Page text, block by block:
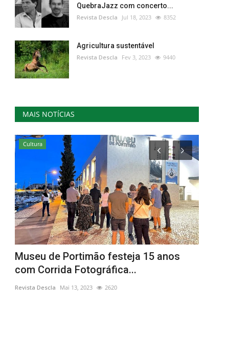
QuebraJazz com concerto...
Revista Descla Jul 18, 2023 8352
Agricultura sustentável
Revista Descla Fev 3, 2023 9440
MAIS NOTÍCIAS
Cultura
Museu de Portimão festeja 15 anos
com Corrida Fotográfica...
Revista Descla Mai 13, 2023 2620